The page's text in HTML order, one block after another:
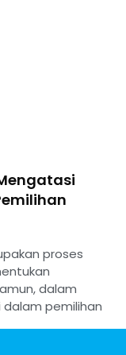
proses
dalam
pemilihan